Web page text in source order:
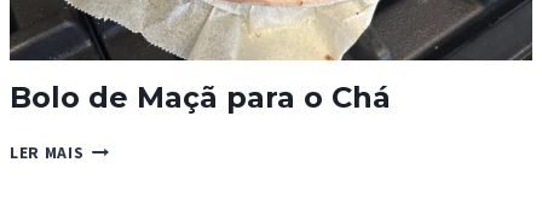
Bolo de Maçã para o Chá
LER MAIS BOLO